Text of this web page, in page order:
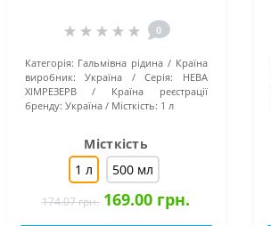
0
Категорія: Гальмівна рідина
Країна
виробник:
Україна Серія:
НЕВА
ХІМРЕЗЕРВ
Країна реєстрації
бренду: Україна Місткість: 1 л
Місткість
1 л
500 мл
174.07 грн. 169.00 грн.